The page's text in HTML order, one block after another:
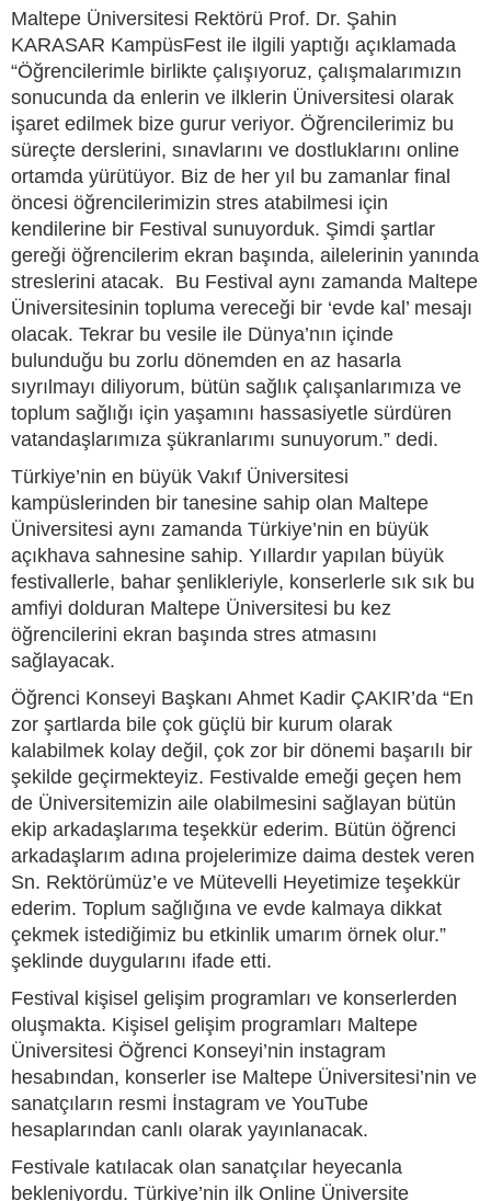
Maltepe Üniversitesi Rektörü Prof. Dr. Şahin
KARASAR KampüsFest ile ilgili yaptığı açıklamada
“Öğrencilerimle birlikte çalışıyoruz, çalışmalarımızın
sonucunda da enlerin ve ilklerin Üniversitesi olarak
işaret edilmek bize gurur veriyor. Öğrencilerimiz bu
süreçte derslerini, sınavlarını ve dostluklarını online
ortamda yürütüyor. Biz de her yıl bu zamanlar final
öncesi öğrencilerimizin stres atabilmesi için
kendilerine bir Festival sunuyorduk. Şimdi şartlar
gereği öğrencilerim ekran başında, ailelerinin yanında
streslerini atacak. Bu Festival aynı zamanda Maltepe
Üniversitesinin topluma vereceği bir ‘evde kal’ mesajı
olacak. Tekrar bu vesile ile Dünya’nın içinde
bulunduğu bu zorlu dönemden en az hasarla
sıyrılmayı diliyorum, bütün sağlık çalışanlarımıza ve
toplum sağlığı için yaşamını hassasiyetle sürdüren
vatandaşlarımıza şükranlarımı sunuyorum.” dedi.
Türkiye’nin en büyük Vakıf Üniversitesi
kampüslerinden bir tanesine sahip olan Maltepe
Üniversitesi aynı zamanda Türkiye’nin en büyük
açıkhava sahnesine sahip. Yıllardır yapılan büyük
festivallerle, bahar şenlikleriyle, konserlerle sık sık bu
amfiyi dolduran Maltepe Üniversitesi bu kez
öğrencilerini ekran başında stres atmasını
sağlayacak.
Öğrenci Konseyi Başkanı Ahmet Kadir ÇAKIR’da “En
zor şartlarda bile çok güçlü bir kurum olarak
kalabilmek kolay değil, çok zor bir dönemi başarılı bir
şekilde geçirmekteyiz. Festivalde emeği geçen hem
de Üniversitemizin aile olabilmesini sağlayan bütün
ekip arkadaşlarıma teşekkür ederim. Bütün öğrenci
arkadaşlarım adına projelerimize daima destek veren
Sn. Rektörümüz’e ve Mütevelli Heyetimize teşekkür
ederim. Toplum sağlığına ve evde kalmaya dikkat
çekmek istediğimiz bu etkinlik umarım örnek olur.”
şeklinde duygularını ifade etti.
Festival kişisel gelişim programları ve konserlerden
oluşmakta. Kişisel gelişim programları Maltepe
Üniversitesi Öğrenci Konseyi’nin instagram
hesabından, konserler ise Maltepe Üniversitesi’nin ve
sanatçıların resmi İnstagram ve YouTube
hesaplarından canlı olarak yayınlanacak.
Festivale katılacak olan sanatçılar heyecanla
bekleniyordu. Türkiye’nin ilk Online Üniversite